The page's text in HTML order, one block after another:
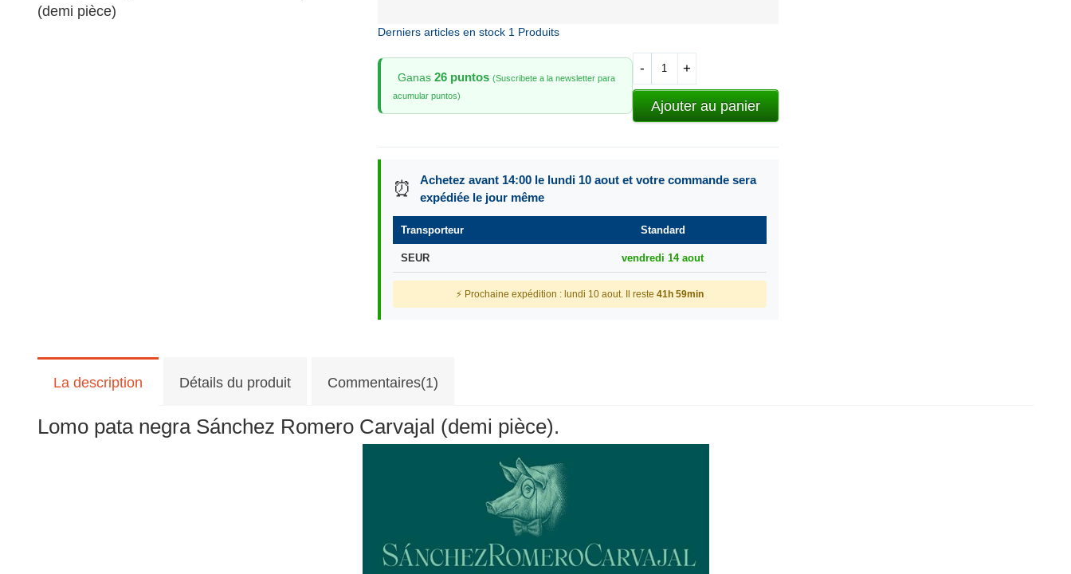
(demi pièce)
Derniers articles en stock 1 Produits
Ganas 26 puntos (Suscribete a la newsletter para
acumular puntos)
- +
Ajouter au panier
⏰
Achetez avant 14:00 le lundi 10 aout et votre commande sera
expédiée le jour même
Transporteur Standard
SEUR vendredi 14 aout
⚡ Prochaine expédition : lundi 10 aout. Il reste 41h 59min
La description Détails du produit Commentaires(1)
Lomo pata negra Sánchez Romero Carvajal (demi pièce).